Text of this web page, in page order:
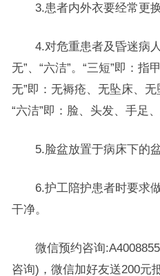
3.患者内外衣要经常更换
4.对危重患者及昏迷病人
无”、“六洁”。“三短”即：指
无”即：无褥疮、无坠床、无
“六洁”即：脸、头发、手足
5.脸盆放置于病床下的盆
6.护工陪护患者时要求做
干净。
微信预约咨询
咨询)，微信加好友送200元